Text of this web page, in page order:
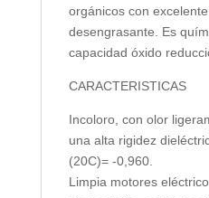
orgánicos con
desengrasante. Es
capacidad óxido
CARACTERISTICAS
Incoloro, con olor
una alta rigidez
(20C)= -0,960.
Limpia motores